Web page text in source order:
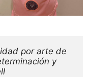
por arte de
y